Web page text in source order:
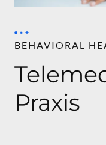
BEHAVIORAL
Praxis